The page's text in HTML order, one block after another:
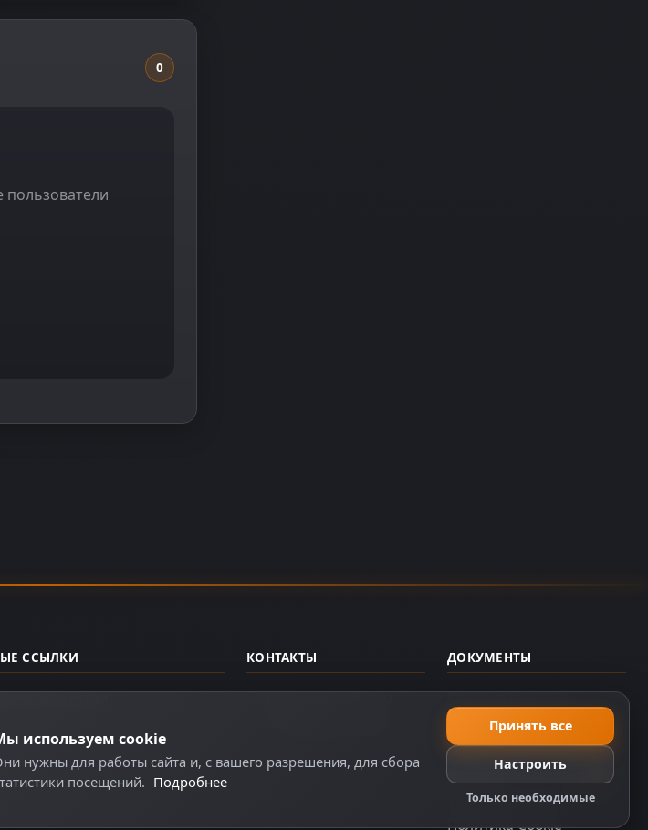
0
пользователи
ССЫЛКИ
аккаунтом
КОНТАКТЫ
support@dzplay.ru
ДОКУМЕНТЫ
Пользовательское
соглашение
Политика персональных
данных
Правила оплаты
Политика Cookie
используем cookie
нужны для работы сайта и, с вашего разрешения, для сбора
посещений. Подробнее
Принять все
Настроить
Только необходимые